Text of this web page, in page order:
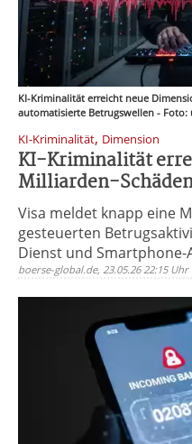
KI-Kriminalität erreicht neue
automatisierte Betrugswellen - Foto:
KI-Kriminalität, Dimension
KI-Kriminalität
Milliarden-
Visa meldet knapp eine
gesteuerten
Dienst und
boerse-global.de, 23.05.26 22:15 Uhr